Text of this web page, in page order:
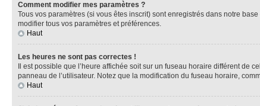
Comment modifier mes paramètres ?
Tous vos paramètres (si vous êtes inscrit) sont enregistrés dans notre
modifier tous vos paramètres et préférences.
Haut
Les heures ne sont pas correctes !
Il est possible que l’heure affichée soit sur un fuseau horaire différent
panneau de l’utilisateur. Notez que la modification du fuseau horaire,
Haut